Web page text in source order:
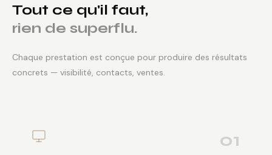
Tout ce qu'il faut,
rien de superflu.
Chaque prestation est conçue pour produire des résultats
concrets — visibilité, contacts, ventes.
01